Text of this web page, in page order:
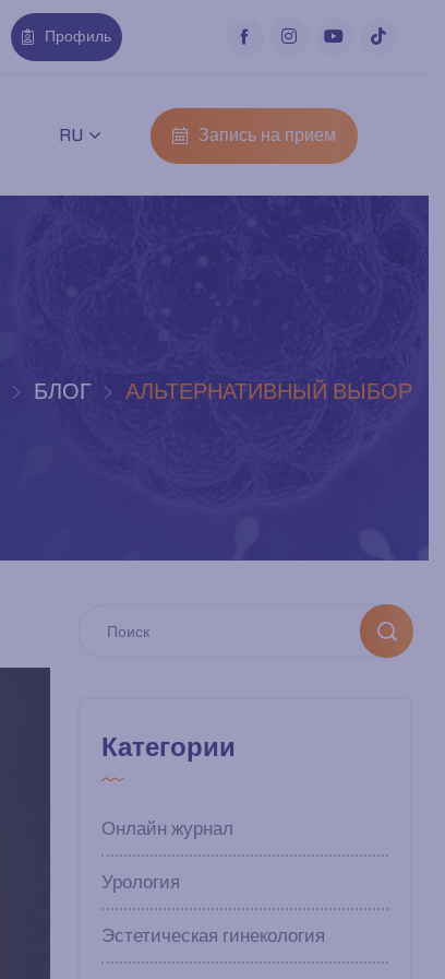
Профиль
RU Запись на прием
БЛОГ АЛЬТЕРНАТИВНЫЙ ВЫБОР
Категории
Онлайн журнал
Урология
Эстетическая гинекология